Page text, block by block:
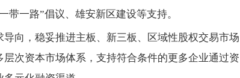
带一路”倡议、雄安新区建设等支持。
向，稳妥推进主板、新三板、区域性股权交易市场
次资本市场体系，支持符合条件的更多企业通过资